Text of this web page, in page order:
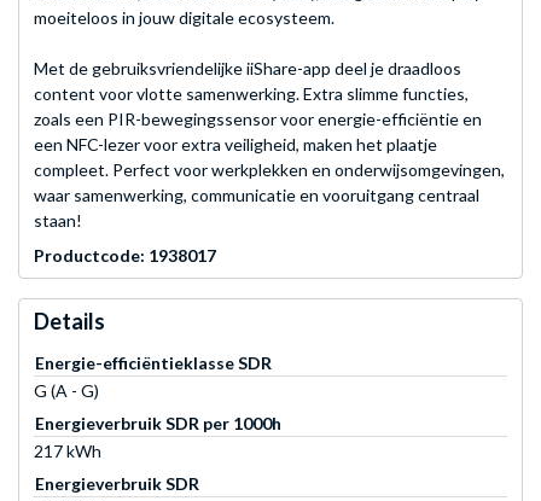
moeiteloos in jouw digitale ecosysteem.
Met de gebruiksvriendelijke iiShare-app deel je draadloos
content voor vlotte samenwerking. Extra slimme functies,
zoals een PIR-bewegingssensor voor energie-efficiëntie en
een NFC-lezer voor extra veiligheid, maken het plaatje
compleet. Perfect voor werkplekken en onderwijsomgevingen,
waar samenwerking, communicatie en vooruitgang centraal
staan!
Productcode: 1938017
Details
Energie-efficiëntieklasse SDR
G (A - G)
Energieverbruik SDR per 1000h
217 kWh
Energieverbruik SDR